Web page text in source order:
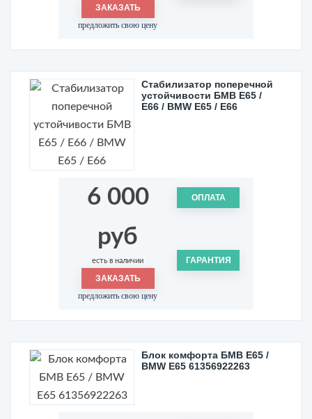
ЗАКАЗАТЬ
предложить свою цену
Стабилизатор поперечной
устойчивости БМВ Е65 /
Е66 / BMW E65 / E66
6 000
руб
есть в наличии
ЗАКАЗАТЬ
предложить свою цену
ОПЛАТА
ГАРАНТИЯ
Блок комфорта БМВ Е65 /
BMW E65 61356922263